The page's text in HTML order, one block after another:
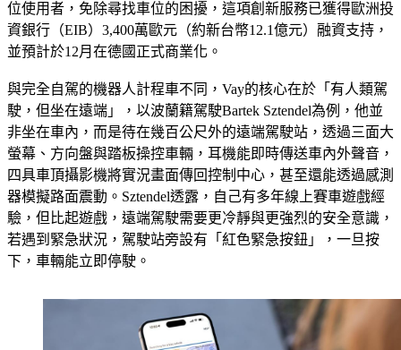
位使用者，免除尋找車位的困擾，這項創新服務已獲得歐洲投
資銀行（EIB）3,400萬歐元（約新台幣12.1億元）融資支持，
並預計於12月在德國正式商業化。
與完全自駕的機器人計程車不同，Vay的核心在於「有人類駕
駛，但坐在遠端」，以波蘭籍駕駛Bartek Sztendel為例，他並
非坐在車內，而是待在幾百公尺外的遠端駕駛站，透過三面大
螢幕、方向盤與踏板操控車輛，耳機能即時傳送車內外聲音，
四具車頂攝影機將實況畫面傳回控制中心，甚至還能透過感測
器模擬路面震動。Sztendel透露，自己有多年線上賽車遊戲經
驗，但比起遊戲，遠端駕駛需要更冷靜與更強烈的安全意識，
若遇到緊急狀況，駕駛站旁設有「紅色緊急按鈕」，一旦按
下，車輛能立即停駛。